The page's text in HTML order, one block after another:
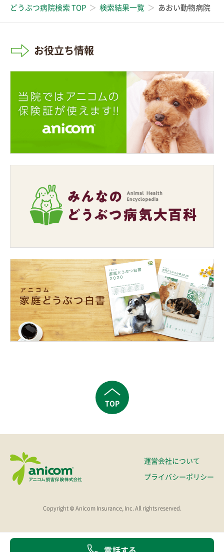
どうぶつ病院検索 TOP 検索結果一覧 あおい動物病院
お役立ち情報
TOP
運営会社について
プライバシーポリシー
Copyright © Anicom Insurance, Inc. All rights reserved.